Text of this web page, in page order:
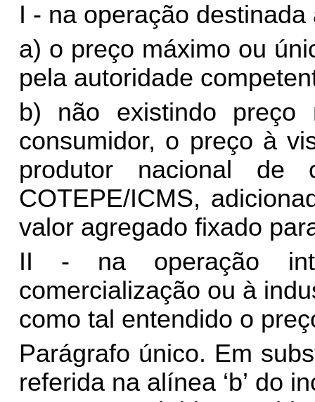
I - na operação
a) o preço máximo ou
pela autoridade
b) não existindo
consumidor, o preço à
produtor nacional de
COTEPE/ICMS,
valor agregado fixado
II - na operação
comercialização ou à
como tal entendido o
Parágrafo único. Em
referida na alínea ‘b’ do